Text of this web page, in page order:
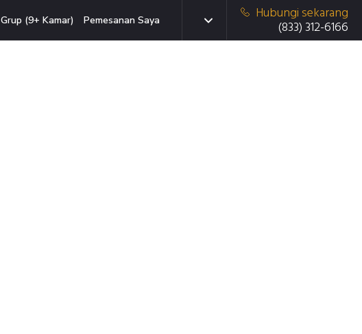
Grup (9+ Kamar) Pemesanan Saya
Hubungi sekarang
(833) 312-6166